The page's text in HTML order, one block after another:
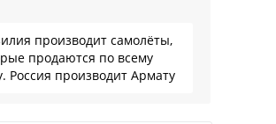
производит самолёты,
продаются по всему
Россия производит Армату